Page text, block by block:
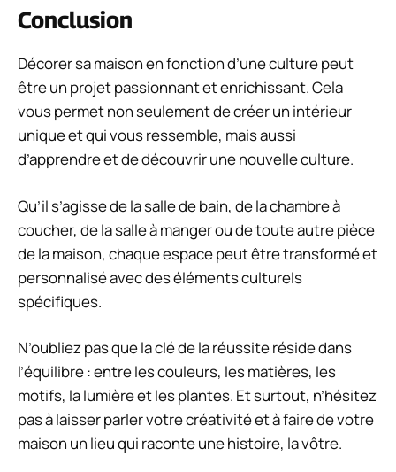
Conclusion
Décorer sa maison en fonction d’une culture peut
être un projet passionnant et enrichissant. Cela
vous permet non seulement de créer un intérieur
unique et qui vous ressemble, mais aussi
d’apprendre et de découvrir une nouvelle culture.
Qu’il s’agisse de la salle de bain, de la chambre à
coucher, de la salle à manger ou de toute autre pièce
de la maison, chaque espace peut être transformé et
personnalisé avec des éléments culturels
spécifiques.
N’oubliez pas que la clé de la réussite réside dans
l’équilibre : entre les couleurs, les matières, les
motifs, la lumière et les plantes. Et surtout, n’hésitez
pas à laisser parler votre créativité et à faire de votre
maison un lieu qui raconte une histoire, la vôtre.